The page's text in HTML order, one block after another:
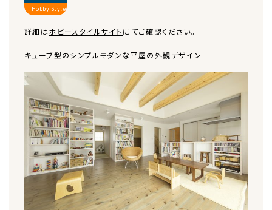
Hobby Style
詳細はホビースタイルサイトにてご確認ください。
キューブ型のシンプルモダンな平屋の外観デザイン